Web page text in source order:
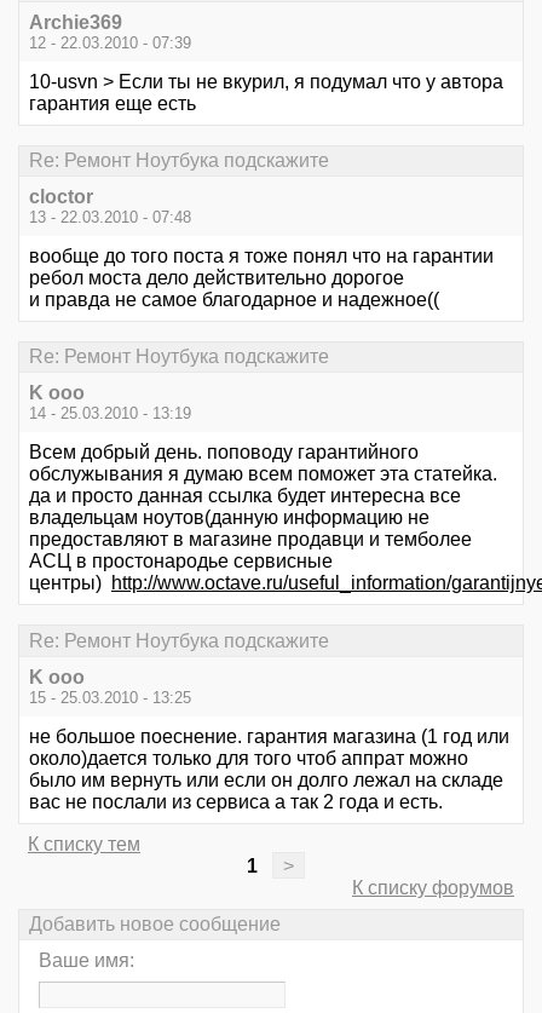
Archie369
12 - 22.03.2010 - 07:39
10-usvn > Если ты не вкурил, я подумал что у автора
гарантия еще есть
Re: Ремонт Ноутбука подскажите
cloctor
13 - 22.03.2010 - 07:48
вообще до того поста я тоже понял что на гарантии
ребол моста дело действительно дорогое
и правда не самое благодарное и надежное((
Re: Ремонт Ноутбука подскажите
K ooo
14 - 25.03.2010 - 13:19
Всем добрый день. поповоду гарантийного
обслужывания я думаю всем поможет эта статейка.
да и просто данная ссылка будет интересна все
владельцам ноутов(данную информацию не
предоставляют в магазине продавци и темболее
АСЦ в простонародье сервисные
центры) http://www.octave.ru/useful_information/
Re: Ремонт Ноутбука подскажите
K ooo
15 - 25.03.2010 - 13:25
не большое поеснение. гарантия магазина (1 год или
около)дается только для того чтоб аппрат можно
было им вернуть или если он долго лежал на складе
вас не послали из сервиса а так 2 года и есть.
К списку тем
1
>
К списку форумов
Добавить новое сообщение
Ваше имя: